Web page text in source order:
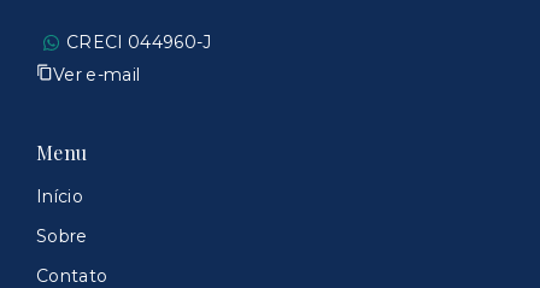
CRECI 044960-J
Ver e-mail
Menu
Início
Sobre
Contato